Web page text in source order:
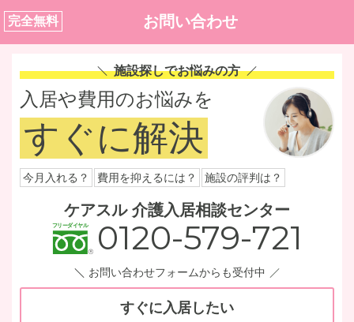
完全無料 お問い合わせ
施設探しでお悩みの方
入居や費用のお悩みを
すぐに解決
今月入れる？ 費用を抑えるには？ 施設の評判は？
ケアスル 介護入居相談センター
0120-579-721
お問い合わせフォームからも受付中
すぐに入居したい